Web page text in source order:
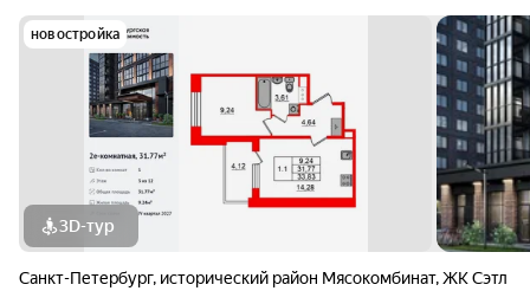
новостройка
3D-тур
Санкт-Петербург, исторический район Мясокомбинат,ЖК Сэтл